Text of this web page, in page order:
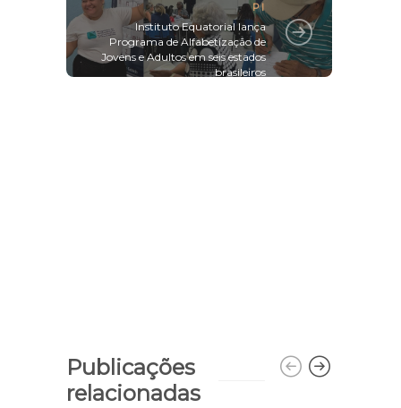
PI
Instituto Equatorial lança
Programa de Alfabetização de
Jovens e Adultos em seis estados
brasileiros
Publicações
relacionadas